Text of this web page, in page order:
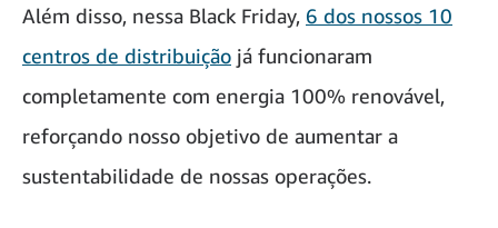
Além disso, nessa Black Friday, 6 dos nossos 10
centros de distribuição já funcionaram
completamente com energia 100% renovável,
reforçando nosso objetivo de aumentar a
sustentabilidade de nossas operações.